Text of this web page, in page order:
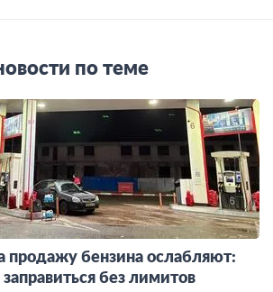
по теме
продажу бензина ослабляют:
без лимитов